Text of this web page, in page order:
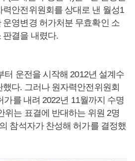
안전위원회를 상대로 낸 월성1
영변경 허가처분 무효확인 소
판결을 내렸다.
터 운전을 시작해 2012년 설계수
다. 그러나 원자력안전위원회
가를 내려 2022년 11월까지 수명
위는 표결에 반대하는 위원 2명
참석자가 찬성해 허가를 결정했